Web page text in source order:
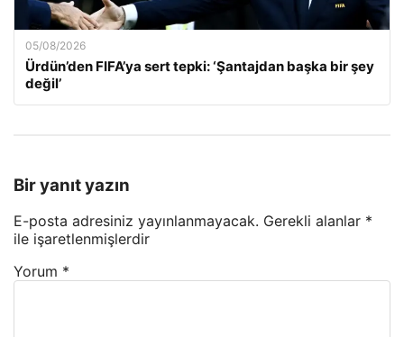
05/08/2026
Ürdün’den FIFA’ya sert tepki: ‘Şantajdan başka bir şey
değil’
Bir yanıt yazın
E-posta adresiniz yayınlanmayacak. Gerekli alanlar *
ile işaretlenmişlerdir
Yorum *